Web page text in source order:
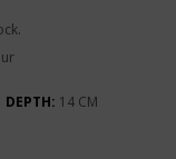
DEPTH: 14 CM